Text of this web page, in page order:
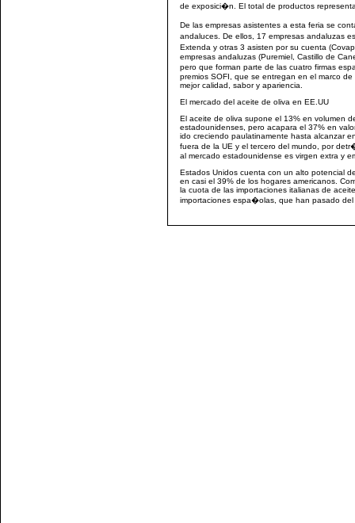
de exposici�n. El total de productos
De las empresas asistentes a esta feria se
andaluces. De ellos, 17 empresas andaluzas
Extenda y otras 3 asisten por su cuenta
empresas andaluzas (Puremiel, Castillo de
pero que forman parte de las cuatro firmas
premios SOFI, que se entregan en el marco
mejor calidad, sabor y apariencia.
El mercado del aceite de oliva en EE.UU
El aceite de oliva supone el 13% en volumen
estadounidenses, pero acapara el 37% en
ido creciendo paulatinamente hasta alcanzar
fuera de la UE y el tercero del mundo, por
al mercado estadounidense es virgen extra y
Estados Unidos cuenta con un alto potencial
en casi el 39% de los hogares americanos.
la cuota de las importaciones italianas de
importaciones espa�olas, que han pasado